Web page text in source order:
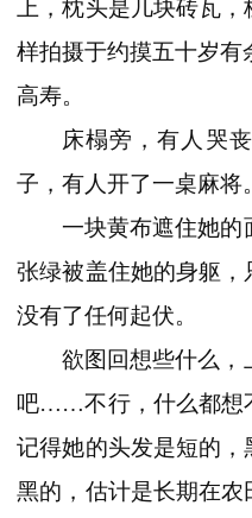
上，枕头是几块砖瓦
样拍摄于约摸五十岁有
高寿。
床榻旁，有人哭
子，有人开了一桌麻将。
一块黄布遮住她的
张绿被盖住她的身躯
没有了任何起伏。
欲图回想些什么，
吧……不行，什么都想
记得她的头发是短的
黑的，估计是长期在